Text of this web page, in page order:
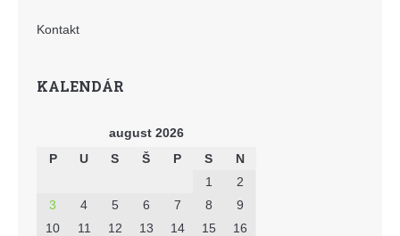
Kontakt
KALENDÁR
august 2026
P
U S Š P S N
1
2
3
4 5 6 7 8
9
10
11 12 13 14 15
16